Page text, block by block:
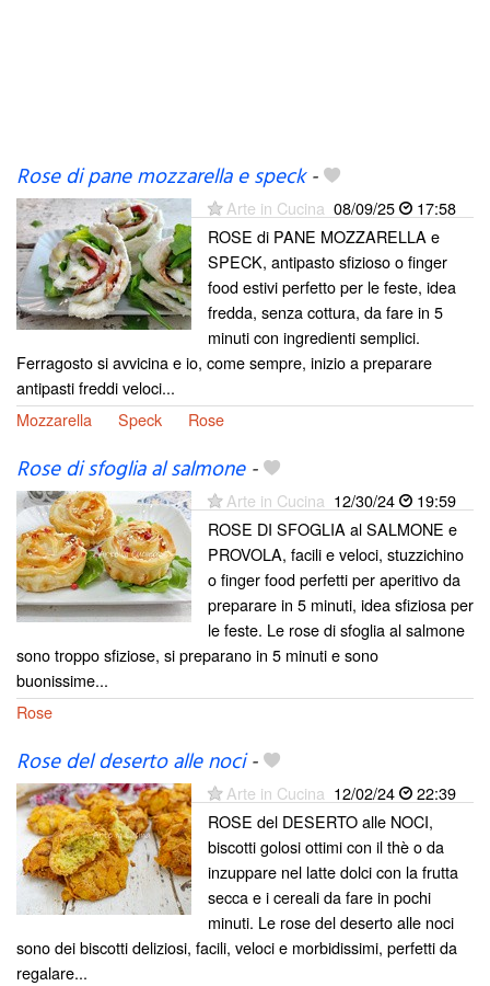
Rose di pane mozzarella e speck-
Arte in Cucina 08/09/25
17:58
ROSE di PANE MOZZARELLA e
SPECK, antipasto sfizioso o finger
food estivi perfetto per le feste, idea
fredda, senza cottura, da fare in 5
minuti con ingredienti semplici.
Ferragosto si avvicina e io, come sempre, inizio a preparare
antipasti freddi veloci...
Mozzarella
Speck Rose
Rose di sfoglia al salmone-
Arte in Cucina 12/30/24
19:59
ROSE DI SFOGLIA al SALMONE e
PROVOLA, facili e veloci, stuzzichino
o finger food perfetti per aperitivo da
preparare in 5 minuti, idea sfiziosa per
le feste. Le rose di sfoglia al salmone
sono troppo sfiziose, si preparano in 5 minuti e sono
buonissime...
Rose
Rose del deserto alle noci-
Arte in Cucina 12/02/24
22:39
ROSE del DESERTO alle NOCI,
biscotti golosi ottimi con il thè o da
inzuppare nel latte dolci con la frutta
secca e i cereali da fare in pochi
minuti. Le rose del deserto alle noci
sono dei biscotti deliziosi, facili, veloci e morbidissimi, perfetti da
regalare...